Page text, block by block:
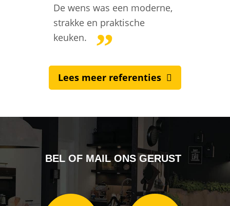
De wens was een moderne,
strakke en praktische
keuken.
Lees meer referenties
BEL OF MAIL ONS GERUST